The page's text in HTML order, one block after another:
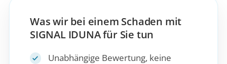
Was wir bei einem Schaden mit
SIGNAL IDUNA für Sie tun
Unabhängige Bewertung, keine